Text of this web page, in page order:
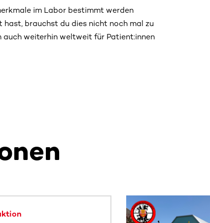
im Labor bestimmt werden
hast, brauchst du dies nicht noch mal zu
auch weiterhin weltweit für Patient:innen
Nutze die Tab-Taste oder wische, um weitere